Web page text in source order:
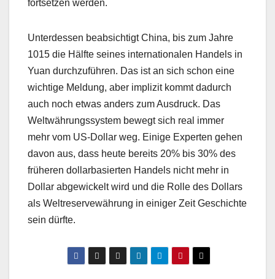
fortsetzen werden.
Unterdessen beabsichtigt China, bis zum Jahre
1015 die Hälfte seines internationalen Handels in
Yuan durchzuführen. Das ist an sich schon eine
wichtige Meldung, aber implizit kommt dadurch
auch noch etwas anders zum Ausdruck. Das
Weltwährungssystem bewegt sich real immer
mehr vom US-Dollar weg. Einige Experten gehen
davon aus, dass heute bereits 20% bis 30% des
früheren dollarbasierten Handels nicht mehr in
Dollar abgewickelt wird und die Rolle des Dollars
als Weltreservewährung in einiger Zeit Geschichte
sein dürfte.